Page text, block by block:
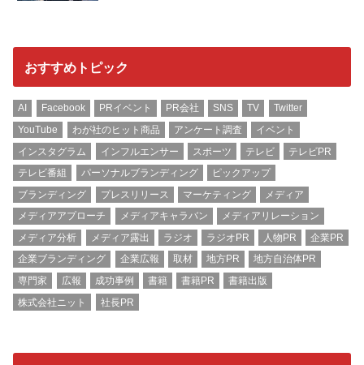
おすすめトピック
AI Facebook PRイベント PR会社 SNS TV
Twitter
YouTube
わが社のヒット商品 アンケート調査
イベント
インスタグラム
インフルエンサー スポーツ テレビ
テレビPR
テレビ番組
パーソナルブランディング
ピックアップ
ブランディング
プレスリリース マーケティング
メディア
メディアアプローチ
メディアキャラバン
メディアリレーション
メディア分析
メディア露出 ラジオ ラジオPR 人物PR
企業PR
企業ブランディング
企業広報 取材 地方PR
地方自治体PR
専門家
広報 成功事例 書籍 書籍PR
書籍出版
株式会社ニット
社長PR